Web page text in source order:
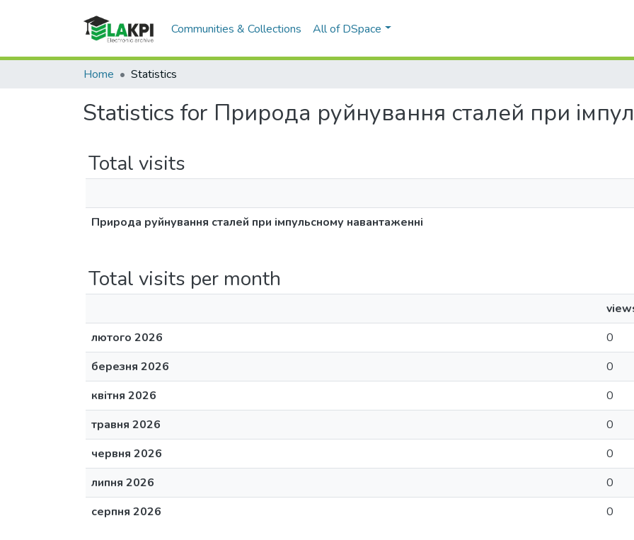
Communities & Collections All of DSpace
Home Statistics
Statistics for Природа руйнування сталей при
Total visits
Природа руйнування сталей при імпульсному навантаженні
Total visits per month
лютого 2026
0
березня 2026
0
квітня 2026
0
травня 2026
0
червня 2026
0
липня 2026
0
серпня 2026
0